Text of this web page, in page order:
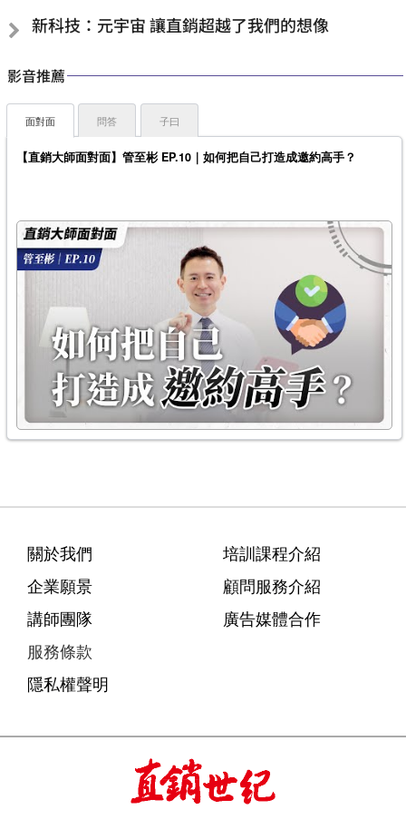
新科技：元宇宙 讓直銷超越了我們的想像
影音推薦
面對面
【直銷大師面對面】管至彬 EP.10｜如何把自己打造成邀約高手？
問答 子曰
關於我們
企業願景
講師團隊
服務條款
隱私權聲明
培訓課程介紹
顧問服務介紹
廣告媒體合作